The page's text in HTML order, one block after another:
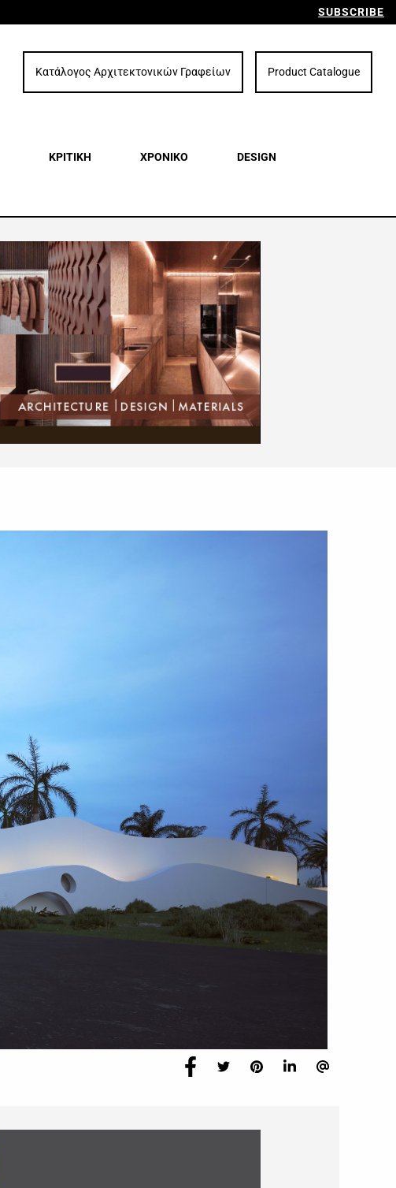
SUBSCRIBE
Κατάλογος Αρχιτεκτονικών Γραφείων Product Catalogue
ΚΡΙΤΙΚΗ ΧΡΟΝΙΚΟ DESIGN